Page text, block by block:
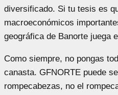
diversificado. Si tu tesis es
macroeconómicos
geográfica de Banorte juega
Como siempre, no pongas
canasta. GFNORTE puede
rompecabezas, no el